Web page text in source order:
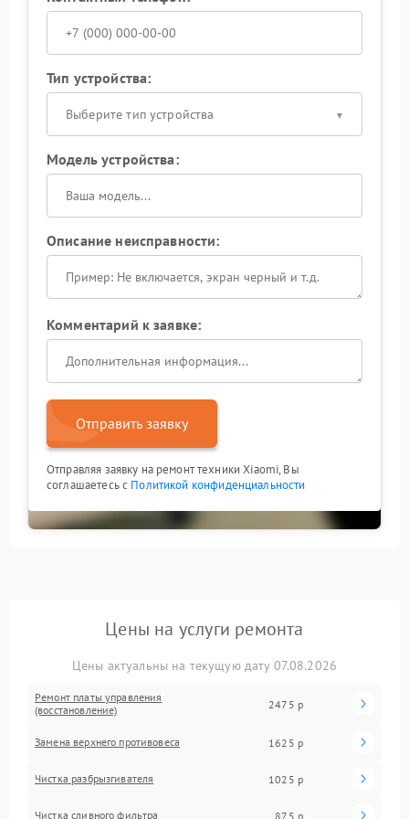
Тип устройства:
Выберите тип устройства
Модель устройства:
Описание неисправности:
Комментарий к заявке:
Отправить заявку
Отправляя заявку на ремонт техники Xiaomi, Вы
соглашаетесь с Политикой конфиденциальности
Цены на услуги ремонта
Цены актуальны на текущую дату 07.08.2026
Ремонт платы управления
(восстановление)
2475 р
Замена верхнего противовеса 1625 р
Чистка разбрызгивателя 1025 р
Чистка сливного фильтра 875 р